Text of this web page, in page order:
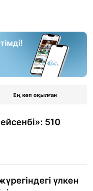
Ең көп оқылған
510
үлкен